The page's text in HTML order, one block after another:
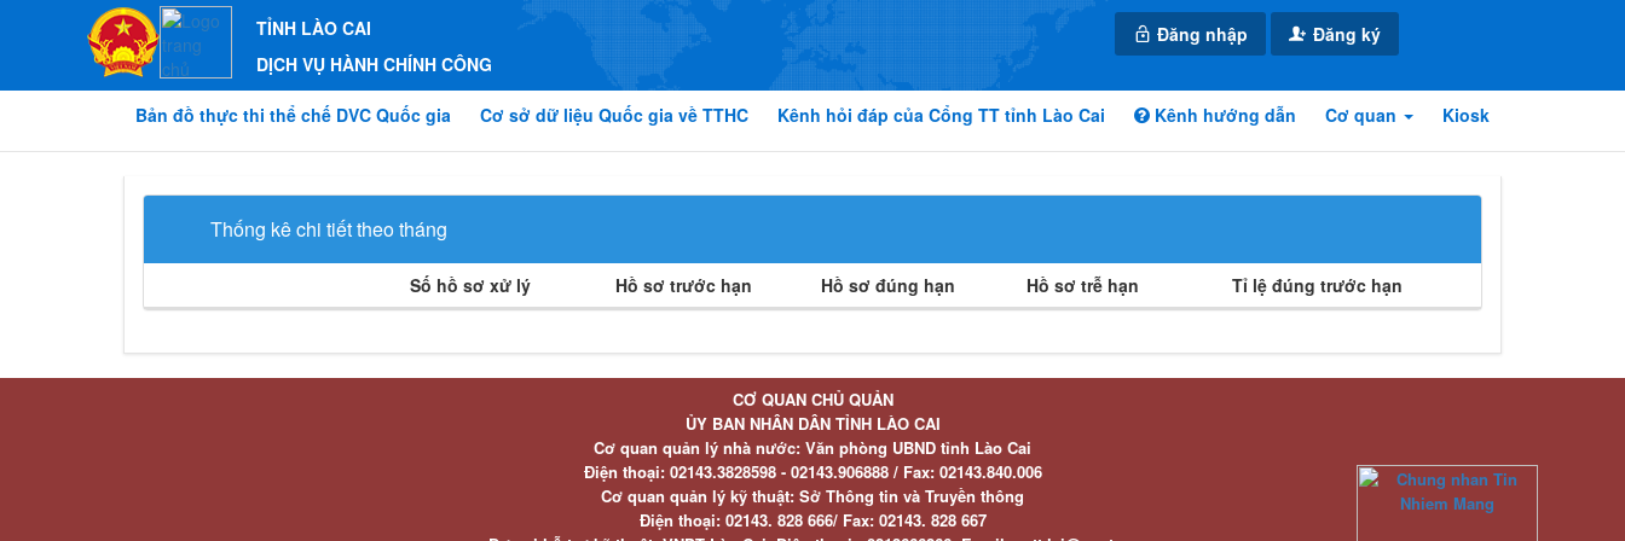
TỈNH LÀO CAI
DỊCH VỤ HÀNH CHÍNH CÔNG
Đăng nhập Đăng ký
Bản đồ thực thi thể chế DVC Quốc gia Cơ sở dữ liệu Quốc gia về TTHC Kênh hỏi đáp của Cổng TT tỉnh Lào Cai Kênh hướng dẫn Cơ quan Kiosk
Thống kê chi tiết theo tháng
Số hồ sơ xử lý Hồ sơ trước hạn Hồ sơ đúng hạn Hồ sơ trễ hạn Tỉ lệ đúng trước hạn
CƠ QUAN CHỦ QUẢN
ỦY BAN NHÂN DÂN TỈNH LÀO CAI
Cơ quan quản lý nhà nước: Văn phòng UBND tỉnh Lào Cai
Điện thoại:02143.3828598 - 02143.906888 / Fax:02143.840.006
Cơ quan quản lý kỹ thuật: Sở Thông tin và Truyền thông
Điện thoại:02143. 828 666/ Fax:02143. 828 667